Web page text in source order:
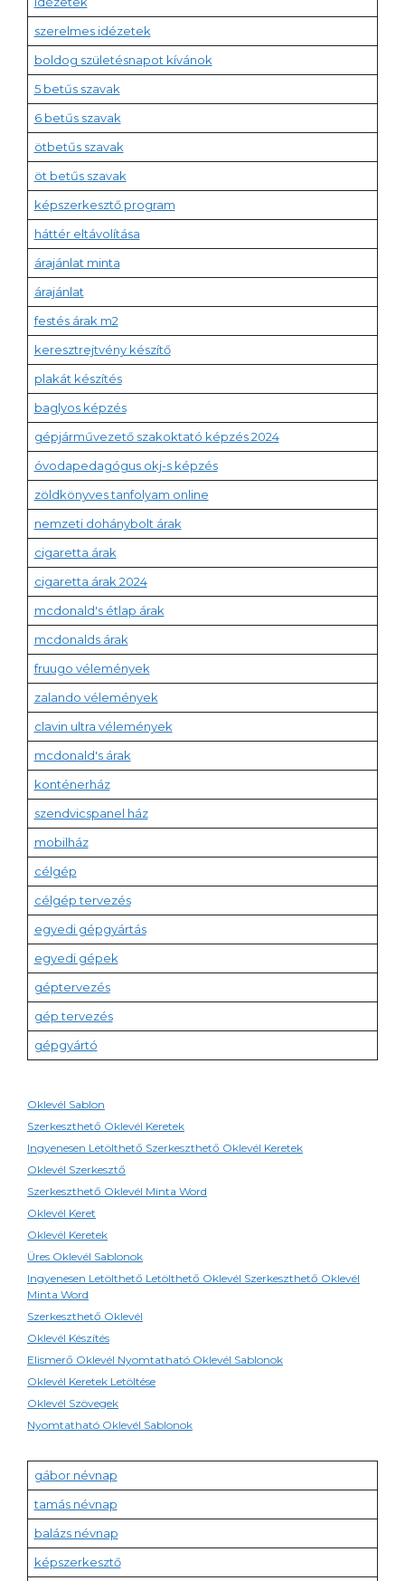
szerelmes idézetek
boldog születésnapot kívánok
5 betűs szavak
6 betűs szavak
ötbetűs szavak
öt betűs szavak
képszerkesztő program
háttér eltávolítása
árajánlat minta
árajánlat
festés árak m2
keresztrejtvény készítő
plakát készítés
baglyos képzés
gépjárművezető szakoktató képzés 2024
óvodapedagógus okj-s képzés
zöldkönyves tanfolyam online
nemzeti dohánybolt árak
cigaretta árak
cigaretta árak 2024
mcdonald's étlap árak
mcdonalds árak
fruugo vélemények
zalando vélemények
clavin ultra vélemények
mcdonald's árak
konténerház
szendvicspanel ház
mobilház
célgép
célgép tervezés
egyedi gépgyártás
egyedi gépek
géptervezés
gép tervezés
gépgyártó
Oklevél Sablon
Szerkeszthető Oklevél Keretek
Ingyenesen Letölthető Szerkeszthető Oklevél Keretek
Oklevél Szerkesztő
Szerkeszthető Oklevél Minta Word
Oklevél Keret
Oklevél Keretek
Üres Oklevél Sablonok
Ingyenesen Letölthető Letölthető Oklevél Szerkeszthető Oklevél
Minta Word
Szerkeszthető Oklevél
Oklevél Készítés
Elismerő Oklevél Nyomtatható Oklevél Sablonok
Oklevél Keretek Letöltése
Oklevél Szövegek
Nyomtatható Oklevél Sablonok
gábor névnap
tamás névnap
balázs névnap
képszerkesztő